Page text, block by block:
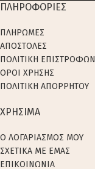
ΠΛΗΡΟΦΟΡΙΕΣ
ΠΛΗΡΩΜΕΣ
ΑΠΟΣΤΟΛΕΣ
ΠΟΛΙΤΙΚΗ ΕΠΙΣΤΡΟΦΩΝ
ΟΡΟΙ ΧΡΗΣΗΣ
ΠΟΛΙΤΙΚΗ ΑΠΟΡΡΗΤΟΥ
ΧΡΗΣΙΜΑ
Ο ΛΟΓΑΡΙΑΣΜΟΣ ΜΟΥ
ΣΧΕΤΙΚΑ ΜΕ ΕΜΑΣ
ΕΠΙΚΟΙΝΩΝΙΑ